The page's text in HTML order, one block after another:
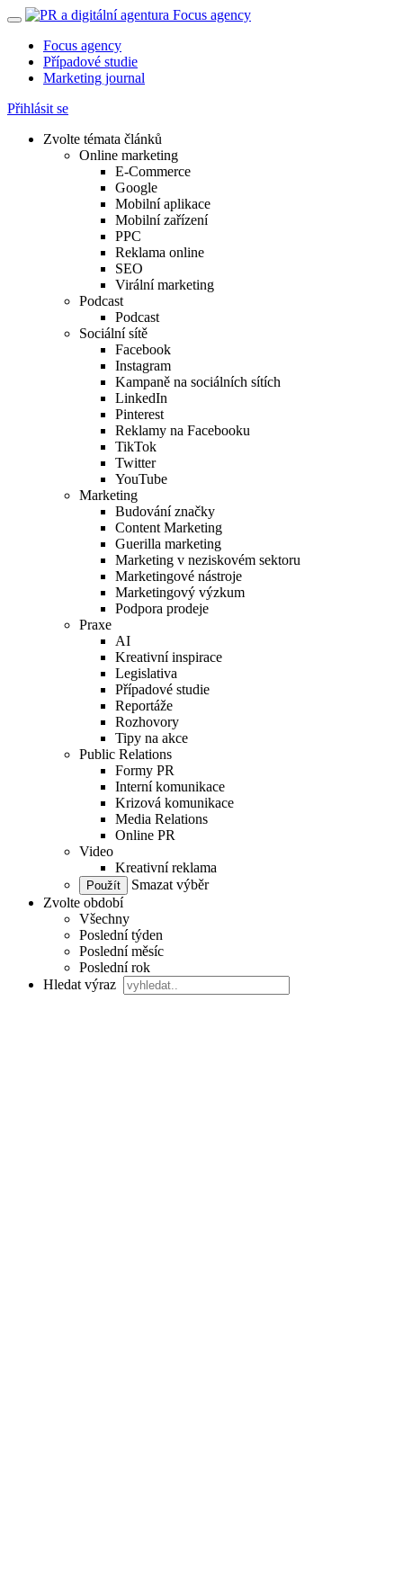
Focus agency
Případové studie
Marketing journal
Přihlásit se
Zvolte témata článků
Online marketing
E-Commerce
Google
Mobilní aplikace
Mobilní zařízení
PPC
Reklama online
SEO
Virální marketing
Podcast
Podcast
Sociální sítě
Facebook
Instagram
Kampaně na sociálních sítích
LinkedIn
Pinterest
Reklamy na Facebooku
TikTok
Twitter
YouTube
Marketing
Budování značky
Content Marketing
Guerilla marketing
Marketing v neziskovém sektoru
Marketingové nástroje
Marketingový výzkum
Podpora prodeje
Praxe
AI
Kreativní inspirace
Legislativa
Případové studie
Reportáže
Rozhovory
Tipy na akce
Public Relations
Formy PR
Interní komunikace
Krizová komunikace
Media Relations
Online PR
Video
Kreativní reklama
Smazat výběr
Zvolte období
Všechny
Poslední týden
Poslední měsíc
Poslední rok
Hledat výraz